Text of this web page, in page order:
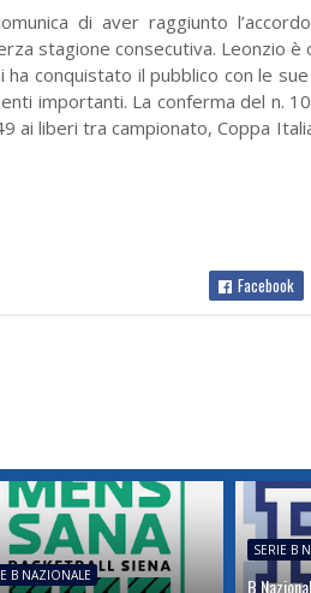
di aver raggiunto
stagione consecutiva. Leonzio
conquistato il pubblico con le
importanti. La conferma del n.
ai liberi tra campionato, Coppa
Facebook
B NAZIONALE
SERIE B
B